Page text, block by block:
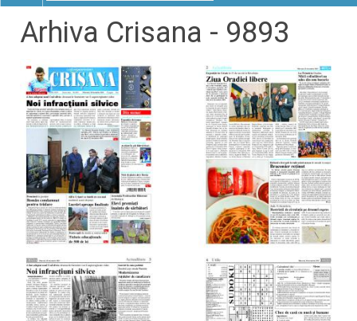
NAVIGATION
Arhiva Crisana - 9893